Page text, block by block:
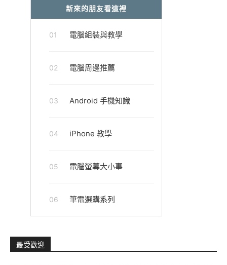
新來的朋友看這裡
01 電腦組裝與教學
02 電腦周邊推薦
03 Android 手機知識
04 iPhone 教學
05 電腦螢幕大小事
06 筆電選購系列
最受歡迎